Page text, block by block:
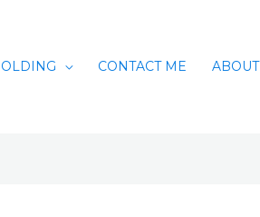
CONTACT ME ABOUT